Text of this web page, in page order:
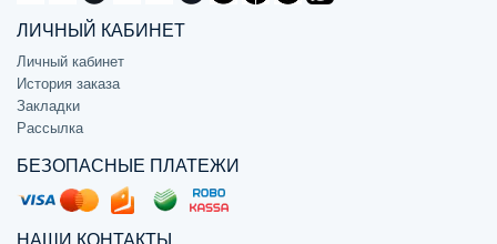
ЛИЧНЫЙ КАБИНЕТ
Личный кабинет
История заказа
Закладки
Рассылка
БЕЗОПАСНЫЕ ПЛАТЕЖИ